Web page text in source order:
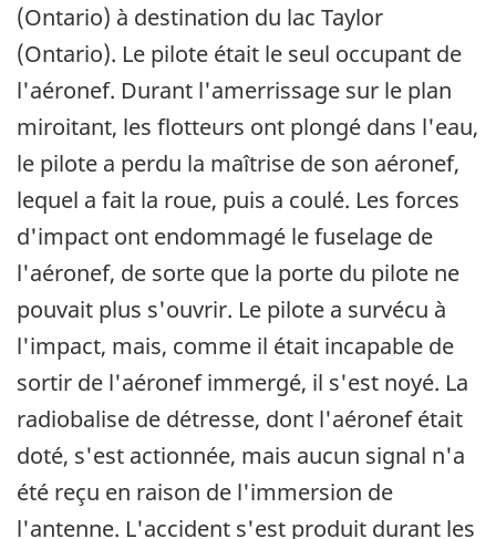
(Ontario) à destination du lac Taylor
(Ontario). Le pilote était le seul occupant de
l'aéronef. Durant l'amerrissage sur le plan
miroitant, les flotteurs ont plongé dans l'eau,
le pilote a perdu la maîtrise de son aéronef,
lequel a fait la roue, puis a coulé. Les forces
d'impact ont endommagé le fuselage de
l'aéronef, de sorte que la porte du pilote ne
pouvait plus s'ouvrir. Le pilote a survécu à
l'impact, mais, comme il était incapable de
sortir de l'aéronef immergé, il s'est noyé. La
radiobalise de détresse, dont l'aéronef était
doté, s'est actionnée, mais aucun signal n'a
été reçu en raison de l'immersion de
l'antenne. L'accident s'est produit durant les